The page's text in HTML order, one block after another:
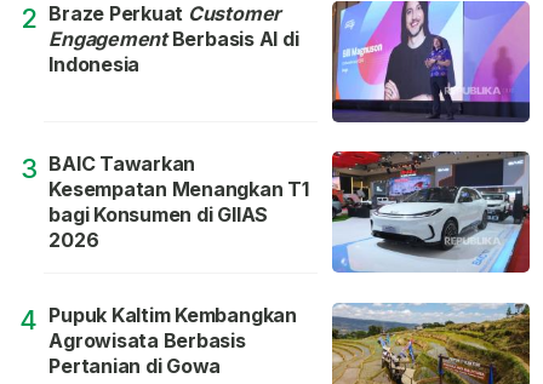
2 Braze Perkuat Customer
EngagementBerbasis AI di
Indonesia
3 BAIC Tawarkan
Kesempatan Menangkan T1
bagi Konsumen di GIIAS
2026
4 Pupuk Kaltim Kembangkan
Agrowisata Berbasis
Pertanian di Gowa